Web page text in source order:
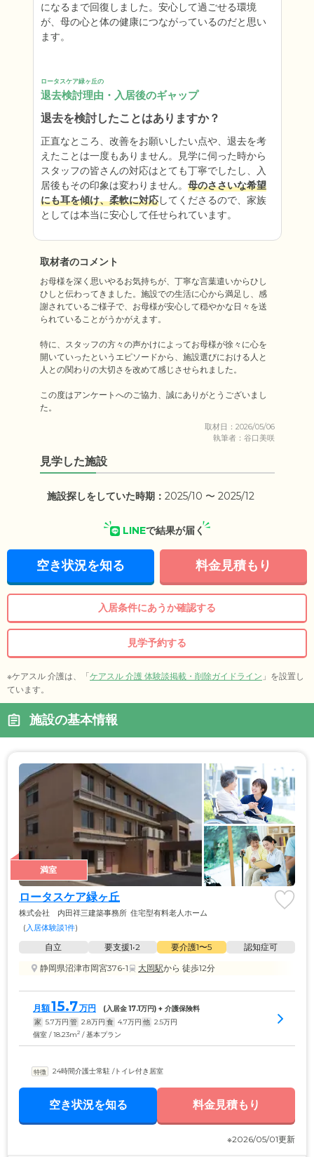
になるまで回復しました。安心して過ごせる環境
が、母の心と体の健康につながっているのだと思い
ます。
ロータスケア緑ヶ丘の
退去検討理由・入居後のギャップ
退去を検討したことはありますか？
正直なところ、改善をお願いしたい点や、退去を考
えたことは一度もありません。見学に伺った時から
スタッフの皆さんの対応はとても丁寧でしたし、入
居後もその印象は変わりません。 母のささいな希望
にも耳を傾け、柔軟に対応してくださるので、家族
としては本当に安心して任せられています。
取材者のコメント
お母様を深く思いやるお気持ちが、丁寧な言葉遣いからひし
ひしと伝わってきました。施設での生活に心から満足し、感
謝されているご様子で、お母様が安心して穏やかな日々を送
られていることがうかがえます。
特に、スタッフの方々の声かけによってお母様が徐々に心を
開いていったというエピソードから、施設選びにおける人と
人との関わりの大切さを改めて感じさせられました。
この度はアンケートへのご協力、誠にありがとうございまし
た。
取材日：2026/05/06
執筆者：谷口美咲
見学した施設
施設探しをしていた時期： 2025/10 〜 2025/12
LINEで結果が届く
空き状況を知る 料金見積もり
入居条件にあうか確認する
見学予約する
※ケアスル 介護は、「ケアスル 介護 体験談掲載・削除ガイドライン 」を設置し
ています。
施設の基本情報
満室
ロータスケア緑ヶ丘
株式会社　内田祥三建築事務所 住宅型有料老人ホーム
(入居体験談1件)
自立 要支援1•2 要介護1〜5
認知症可
静岡県沼津市岡宮376-1
大岡駅から 徒歩12分
月額15.7万円 (入居金 17.1万円) + 介護保険料
家 5.7万円 管 2.8万円 食 4.7万円 他 2.5万円
個室 / 18.23m2 / 基本プラン
24時間介護士常駐 /トイレ付き居室
空き状況を知る 料金見積もり
※2026/05/01更新